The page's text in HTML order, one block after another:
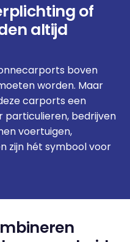
of
altijd
boven
worden. Maar
carports een
particulieren, bedrijven
voertuigen,
zijn hét symbool voor